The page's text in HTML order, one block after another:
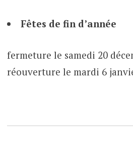
Fêtes de fin d’année
fermeture le samedi 20
réouverture le mardi 6